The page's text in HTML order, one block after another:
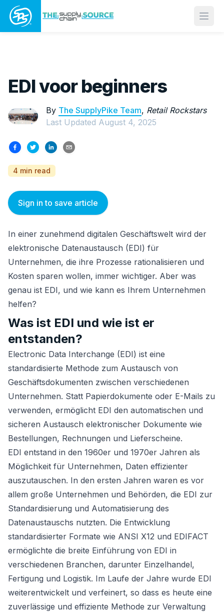
EDI voor beginners
By The SupplyPike Team, Retail Rockstars
Last Updated August 4, 2025
4 min read
Sign in to save article
In einer zunehmend digitalen Geschäftswelt wird der
elektronische Datenaustausch (EDI) für
Unternehmen, die ihre Prozesse rationalisieren und
Kosten sparen wollen, immer wichtiger. Aber was
genau ist EDI, und wie kann es Ihrem Unternehmen
helfen?
Was ist EDI und wie ist er
entstanden?
Electronic Data Interchange (EDI) ist eine
standardisierte Methode zum Austausch von
Geschäftsdokumenten zwischen verschiedenen
Unternehmen. Statt Papierdokumente oder E-Mails zu
verwenden, ermöglicht EDI den automatischen und
sicheren Austausch elektronischer Dokumente wie
Bestellungen, Rechnungen und Lieferscheine.
EDI entstand in den 1960er und 1970er Jahren als
Möglichkeit für Unternehmen, Daten effizienter
auszutauschen. In den ersten Jahren waren es vor
allem große Unternehmen und Behörden, die EDI zur
Standardisierung und Automatisierung des
Datenaustauschs nutzten. Die Entwicklung
standardisierter Formate wie ANSI X12 und EDIFACT
ermöglichte die breite Einführung von EDI in
verschiedenen Branchen, darunter Einzelhandel,
Fertigung und Logistik. Im Laufe der Jahre wurde EDI
weiterentwickelt und verfeinert, so dass es heute eine
zuverlässige und effiziente Methode zur Verwaltung